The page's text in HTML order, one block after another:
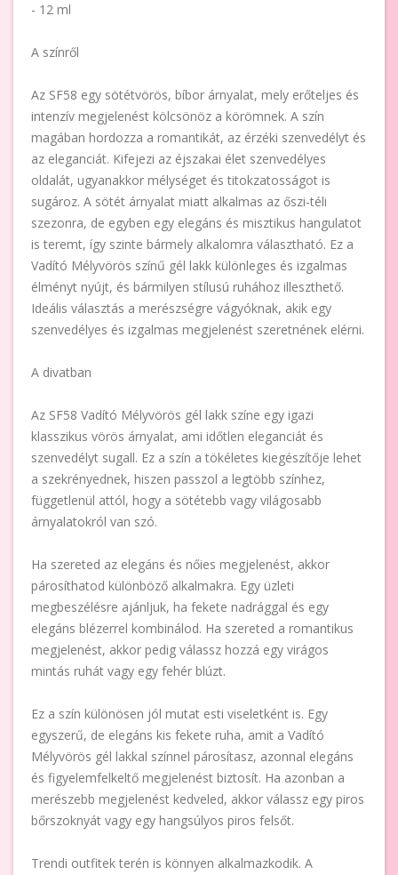
- 12 ml
A színről
Az SF58 egy sötétvörös, bíbor árnyalat, mely erőteljes és
intenzív megjelenést kölcsönöz a körömnek. A szín
magában hordozza a romantikát, az érzéki szenvedélyt és
az eleganciát. Kifejezi az éjszakai élet szenvedélyes
oldalát, ugyanakkor mélységet és titokzatosságot is
sugároz. A sötét árnyalat miatt alkalmas az őszi-téli
szezonra, de egyben egy elegáns és misztikus hangulatot
is teremt, így szinte bármely alkalomra választható. Ez a
Vadító Mélyvörös színű gél lakk különleges és izgalmas
élményt nyújt, és bármilyen stílusú ruhához illeszthető.
Ideális választás a merészségre vágyóknak, akik egy
szenvedélyes és izgalmas megjelenést szeretnének elérni.
A divatban
Az SF58 Vadító Mélyvörös gél lakk színe egy igazi
klasszikus vörös árnyalat, ami időtlen eleganciát és
szenvedélyt sugall. Ez a szín a tökéletes kiegészítője lehet
a szekrényednek, hiszen passzol a legtöbb színhez,
függetlenül attól, hogy a sötétebb vagy világosabb
árnyalatokról van szó.
Ha szereted az elegáns és nőies megjelenést, akkor
párosíthatod különböző alkalmakra. Egy üzleti
megbeszélésre ajánljuk, ha fekete nadrággal és egy
elegáns blézerrel kombinálod. Ha szereted a romantikus
megjelenést, akkor pedig válassz hozzá egy virágos
mintás ruhát vagy egy fehér blúzt.
Ez a szín különösen jól mutat esti viseletként is. Egy
egyszerű, de elegáns kis fekete ruha, amit a Vadító
Mélyvörös gél lakkal színnel párosítasz, azonnal elegáns
és figyelemfelkeltő megjelenést biztosít. Ha azonban a
merészebb megjelenést kedveled, akkor válassz egy piros
bőrszoknyát vagy egy hangsúlyos piros felsőt.
Trendi outfitek terén is könnyen alkalmazkodik. A